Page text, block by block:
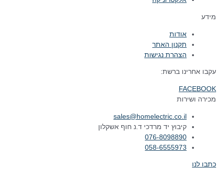
מידע
אודות
תקנון האתר
הצהרת נגישות
עקבו אחרינו ברשת:
FACEBOOK
מכירה ושירות
sales@homelectric.co.il
קיבוץ יד מרדכי ד.נ חוף אשקלון
076-8098890
058-6555973
כתבו לנו